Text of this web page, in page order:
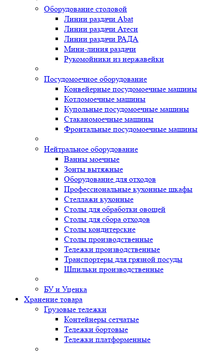
Оборудование столовой
Линии раздачи Abat
Линии раздачи Атеси
Линии раздачи РАДА
Мини-линия раздачи
Рукомойники из нержавейки
Посудомоечное оборудование
Конвейерные посудомоечные машины
Котломоечные машины
Купольные посудомоечные машины
Стаканомоечные машины
Фронтальные посудомоечные машины
Нейтральное оборудование
Ванны моечные
Зонты вытяжные
Оборудование для отходов
Профессиональные кухонные шкафы
Стеллажи кухонные
Столы для обработки овощей
Столы для сбора отходов
Столы кондитерские
Столы производственные
Тележки производственные
Транспортеры для грязной посуды
Шпильки производственные
БУ и Уценка
Хранение товара
Грузовые тележки
Контейнеры сетчатые
Тележки бортовые
Тележки платформенные